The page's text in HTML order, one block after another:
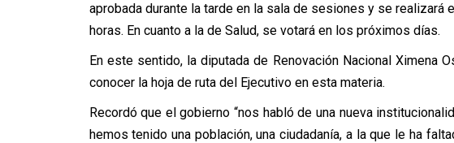
aprobada durante la tarde en la sala de sesiones y se realizará
horas. En cuanto a la de Salud, se votará en los próximos días.
En este sentido, la diputada de Renovación Nacional Ximena
conocer la hoja de ruta del Ejecutivo en esta materia.
Recordó que el gobierno “nos habló de una nueva
hemos tenido una población, una ciudadanía, a la que le ha